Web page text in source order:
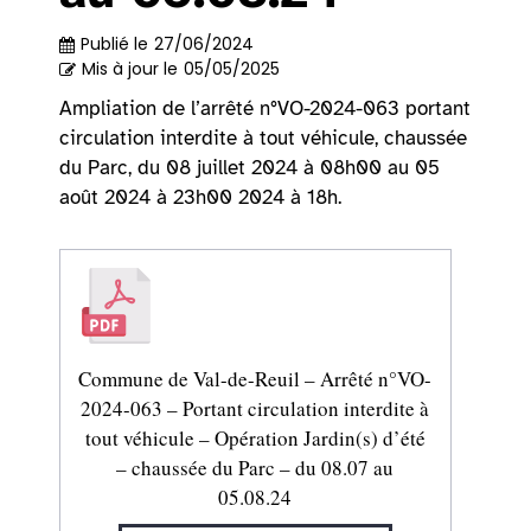
Publié le 27/06/2024
Mis à jour le 05/05/2025
Ampliation de l’arrêté n°VO-2024-063 portant
circulation interdite à tout véhicule, chaussée
du Parc, du 08 juillet 2024 à 08h00 au 05
août 2024 à 23h00 2024 à 18h.
Commune de Val-de-Reuil – Arrêté n°VO-
2024-063 – Portant circulation interdite à
tout véhicule – Opération Jardin(s) d’été
– chaussée du Parc – du 08.07 au
05.08.24